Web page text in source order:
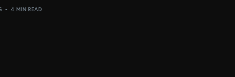
4 MIN READ